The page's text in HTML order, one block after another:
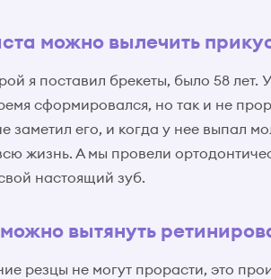
можно вылечить
я поставил брекеты, было 58
сформировался, но так и не
заметил его, и когда у нее выпал
жизнь. А мы провели
настоящий зуб.
вытянуть
резцы не могут прорасти, это